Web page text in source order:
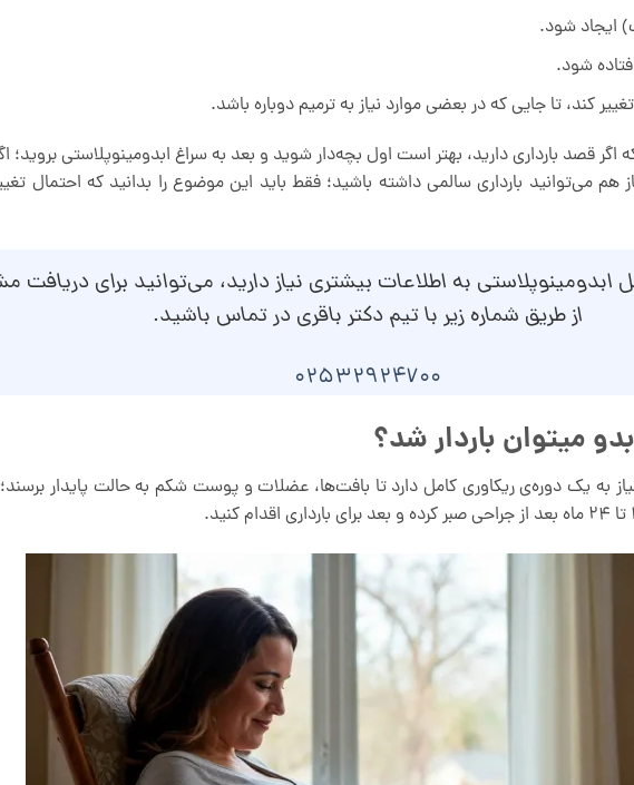
ایجاد شود.
شود.
کند، تا جایی که در بعضی موارد نیاز به ترمیم دوباره باشد.
قصد بارداری دارید، بهتر است اول بچه‌دار شوید و بعد به سراغ ابدومینوپلاستی بروید؛
هم می‌توانید بارداری سالمی داشته باشید؛ فقط باید این موضوع را بدانید که احتمال
ابدومینوپلاستی به اطلاعات بیشتری نیاز دارید، می‌توانید برای دریافت
از طریق شماره زیر با تیم دکتر باقری در تماس باشید.
02532924700
میتوان باردار شد؟
به یک دوره‌ی ریکاوری کامل دارد تا بافت‌ها، عضلات و پوست شکم به حالت پایدار